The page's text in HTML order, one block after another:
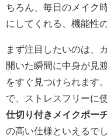
ちろん、毎日のメイク
にしてくれる、機能性
まず注目したいのは、
開いた瞬間に中身が見
をすぐ見つけられます
で、ストレスフリーに
仕切り付きメイクポー
の高い仕様といえるで